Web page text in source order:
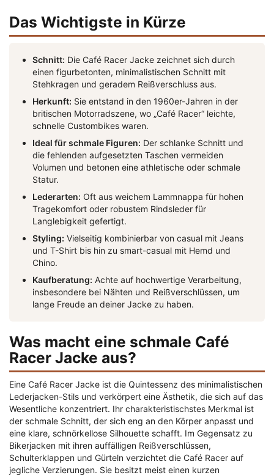
Das Wichtigste in Kürze
Schnitt: Die Café Racer Jacke zeichnet sich durch
einen figurbetonten, minimalistischen Schnitt mit
Stehkragen und geradem Reißverschluss aus.
Herkunft: Sie entstand in den 1960er-Jahren in der
britischen Motorradszene, wo „Café Racer“ leichte,
schnelle Custombikes waren.
Ideal für schmale Figuren: Der schlanke Schnitt und
die fehlenden aufgesetzten Taschen vermeiden
Volumen und betonen eine athletische oder schmale
Statur.
Lederarten: Oft aus weichem Lammnappa für hohen
Tragekomfort oder robustem Rindsleder für
Langlebigkeit gefertigt.
Styling: Vielseitig kombinierbar von casual mit Jeans
und T-Shirt bis hin zu smart-casual mit Hemd und
Chino.
Kaufberatung: Achte auf hochwertige Verarbeitung,
insbesondere bei Nähten und Reißverschlüssen, um
lange Freude an deiner Jacke zu haben.
Was macht eine schmale Café
Racer Jacke aus?
Eine Café Racer Jacke ist die Quintessenz des minimalistischen
Lederjacken-Stils und verkörpert eine Ästhetik, die sich auf das
Wesentliche konzentriert. Ihr charakteristischstes Merkmal ist
der schmale Schnitt, der sich eng an den Körper anpasst und
eine klare, schnörkellose Silhouette schafft. Im Gegensatz zu
Bikerjacken mit ihren auffälligen Reißverschlüssen,
Schulterklappen und Gürteln verzichtet die Café Racer auf
jegliche Verzierungen. Sie besitzt meist einen kurzen